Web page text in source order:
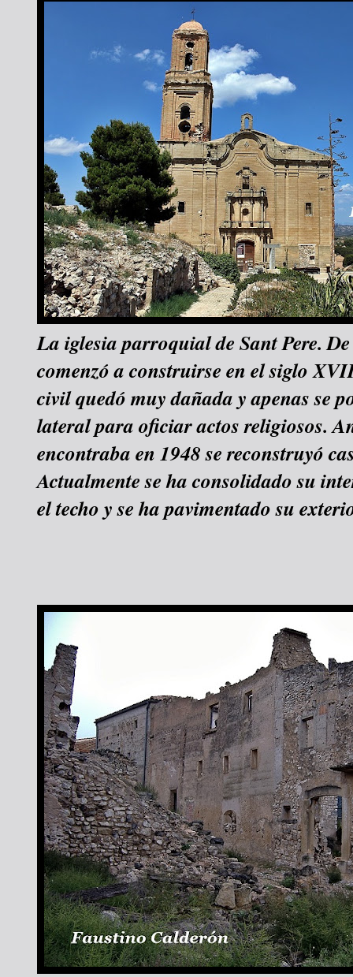
La iglesia parroquial de Sant Pere.
comenzó a construirse en el siglo
civil quedó muy dañada y apenas se
lateral para oficiar actos religiosos.
encontraba en 1948 se reconstruyó
Actualmente se ha consolidado su
el techo y se ha pavimentado su